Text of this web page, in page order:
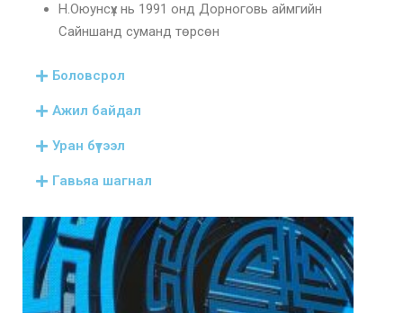
Н.Оюунсүх нь 1991 онд Дорноговь аймгийн
Сайншанд суманд төрсөн
Боловсрол
Ажил байдал
Уран бүтээл
Гавьяа шагнал